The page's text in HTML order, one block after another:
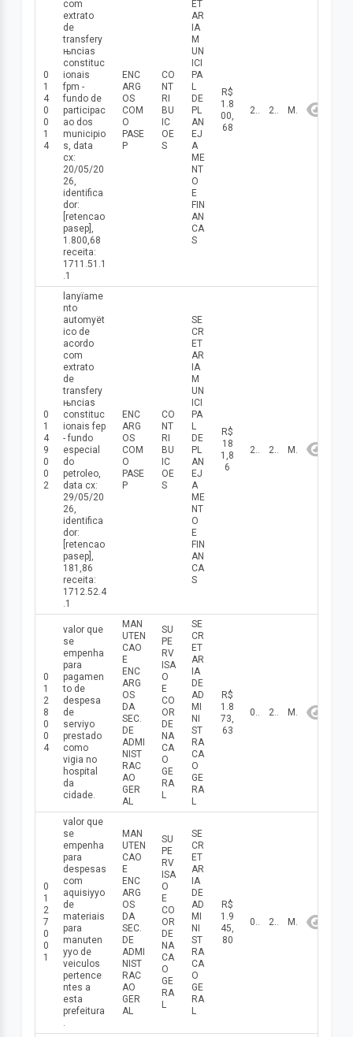
0
1
4
0
0
1
4
com
extrato
de
transferу
њncias
constituc
ionais
fpm -
fundo de
participac
ao dos
municipio
s, data
cx:
20/05/20
26,
identifica
dor:
[retencao
pasep],
1.800,68
receita:
1711.51.1
.1
ENC
ARG
OS
COM
O
PASE
P
CO
NT
RI
BU
IC
OE
S
ET
AR
IA
M
UN
ICI
PA
L
DE
PL
AN
EJ
A
ME
NT
O
E
FIN
AN
CA
S
R$
1.8
00,
68
20/05/2026 2026 Maio
0
1
4
9
0
0
2
lanуїame
nto
automуёt
ico de
acordo
com
extrato
de
transferу
њncias
constituc
ionais fep
- fundo
especial
do
petroleo,
data cx:
29/05/20
26,
identifica
dor:
[retencao
pasep],
181,86
receita:
1712.52.4
.1
ENC
ARG
OS
COM
O
PASE
P
CO
NT
RI
BU
IC
OE
S
SE
CR
ET
AR
IA
M
UN
ICI
PA
L
DE
PL
AN
EJ
A
ME
NT
O
E
FIN
AN
CA
S
R$
18
1,8
6
29/05/2026 2026 Maio
0
1
2
8
0
0
4
valor que
se
empenha
para
pagamen
to de
despesa
de
serviуo
prestado
como
vigia no
hospital
da
cidade.
MAN
UTEN
CAO
E
ENC
ARG
OS
DA
SEC.
DE
ADMI
NIST
RAC
AO
GER
AL
SU
PE
RV
ISA
O
E
CO
OR
DE
NA
CA
O
GE
RA
L
SE
CR
ET
AR
IA
DE
AD
MI
NI
ST
RA
CA
O
GE
RA
L
R$
1.8
73,
63
08/05/2026 2026 Maio
0
1
2
7
0
0
1
valor que
se
empenha
para
despesas
com
aquisiууo
de
materiais
para
manuten
ууo de
veiculos
pertence
ntes a
esta
prefeitura
.
MAN
UTEN
CAO
E
ENC
ARG
OS
DA
SEC.
DE
ADMI
NIST
RAC
AO
GER
AL
SU
PE
RV
ISA
O
E
CO
OR
DE
NA
CA
O
GE
RA
L
SE
CR
ET
AR
IA
DE
AD
MI
NI
ST
RA
CA
O
GE
RA
L
R$
1.9
45,
80
07/05/2026 2026 Maio